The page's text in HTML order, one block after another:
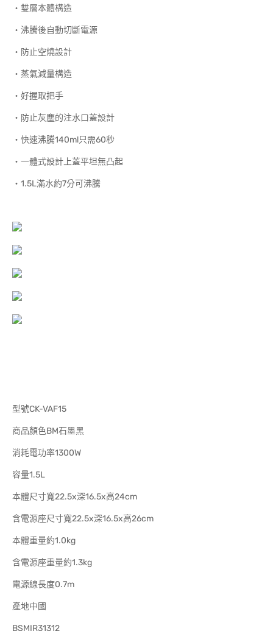
‧雙層本體構造
‧沸騰後自動切斷電源
‧防止空燒設計
‧蒸氣減量構造
‧好握取把手
‧防止灰塵的注水口蓋設計
‧快速沸騰140ml只需60秒
‧一體式設計上蓋平坦無凸起
‧1.5L滿水約7分可沸騰
型號CK-VAF15
商品顏色BM石墨黑
消耗電功率1300W
容量1.5L
本體尺寸寬22.5x深16.5x高24cm
含電源座尺寸寬22.5x深16.5x高26cm
本體重量約1.0kg
含電源座重量約1.3kg
電源線長度0.7m
產地中國
BSMIR31312